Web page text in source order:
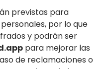
previstas para
por lo que
y podrán ser
para mejorar las
de reclamaciones o